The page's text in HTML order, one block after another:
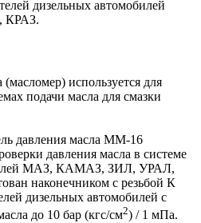
дизельных автомобилей
используется для
подачи масла для смазки
давления масла ММ-16
давления масла в системе
МАЗ, КАМАЗ, ЗИЛ, УРАЛ,
наконечником с резьбой К
дизельных автомобилей с
до 10 бар (кгс/см2) / 1 мПа.